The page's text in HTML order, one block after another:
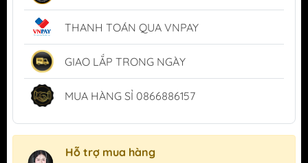
THANH TOÁN QUA VNPAY
GIAO LẮP TRONG NGÀY
MUA HÀNG SỈ 0866886157
Hỗ trợ mua hàng